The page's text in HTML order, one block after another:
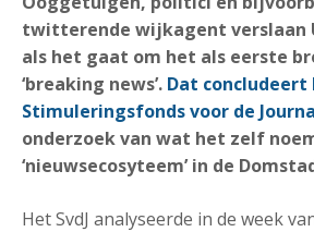
twitterende wijkagent verslaan
als het gaat om het als eerste
‘breaking news’. Dat concludeert
Stimuleringsfonds voor de
onderzoek van wat het zelf
‘nieuwsecosyteem’ in de
Het SvdJ analyseerde in de week